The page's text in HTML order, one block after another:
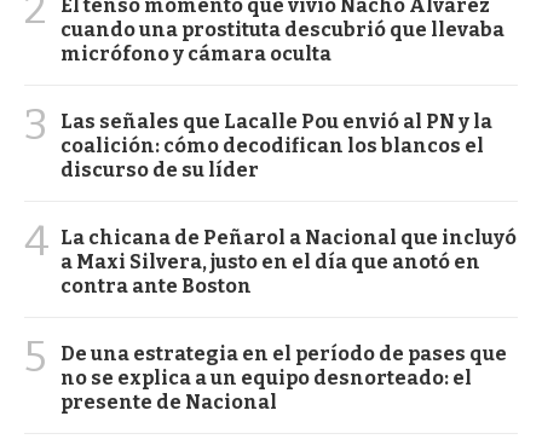
El tenso momento que vivió Nacho Álvarez
cuando una prostituta descubrió que llevaba
micrófono y cámara oculta
3
Las señales que Lacalle Pou envió al PN y la
coalición: cómo decodifican los blancos el
discurso de su líder
4 La chicana de Peñarol a Nacional que incluyó
a Maxi Silvera, justo en el día que anotó en
contra ante Boston
5
De una estrategia en el período de pases que
no se explica a un equipo desnorteado: el
presente de Nacional